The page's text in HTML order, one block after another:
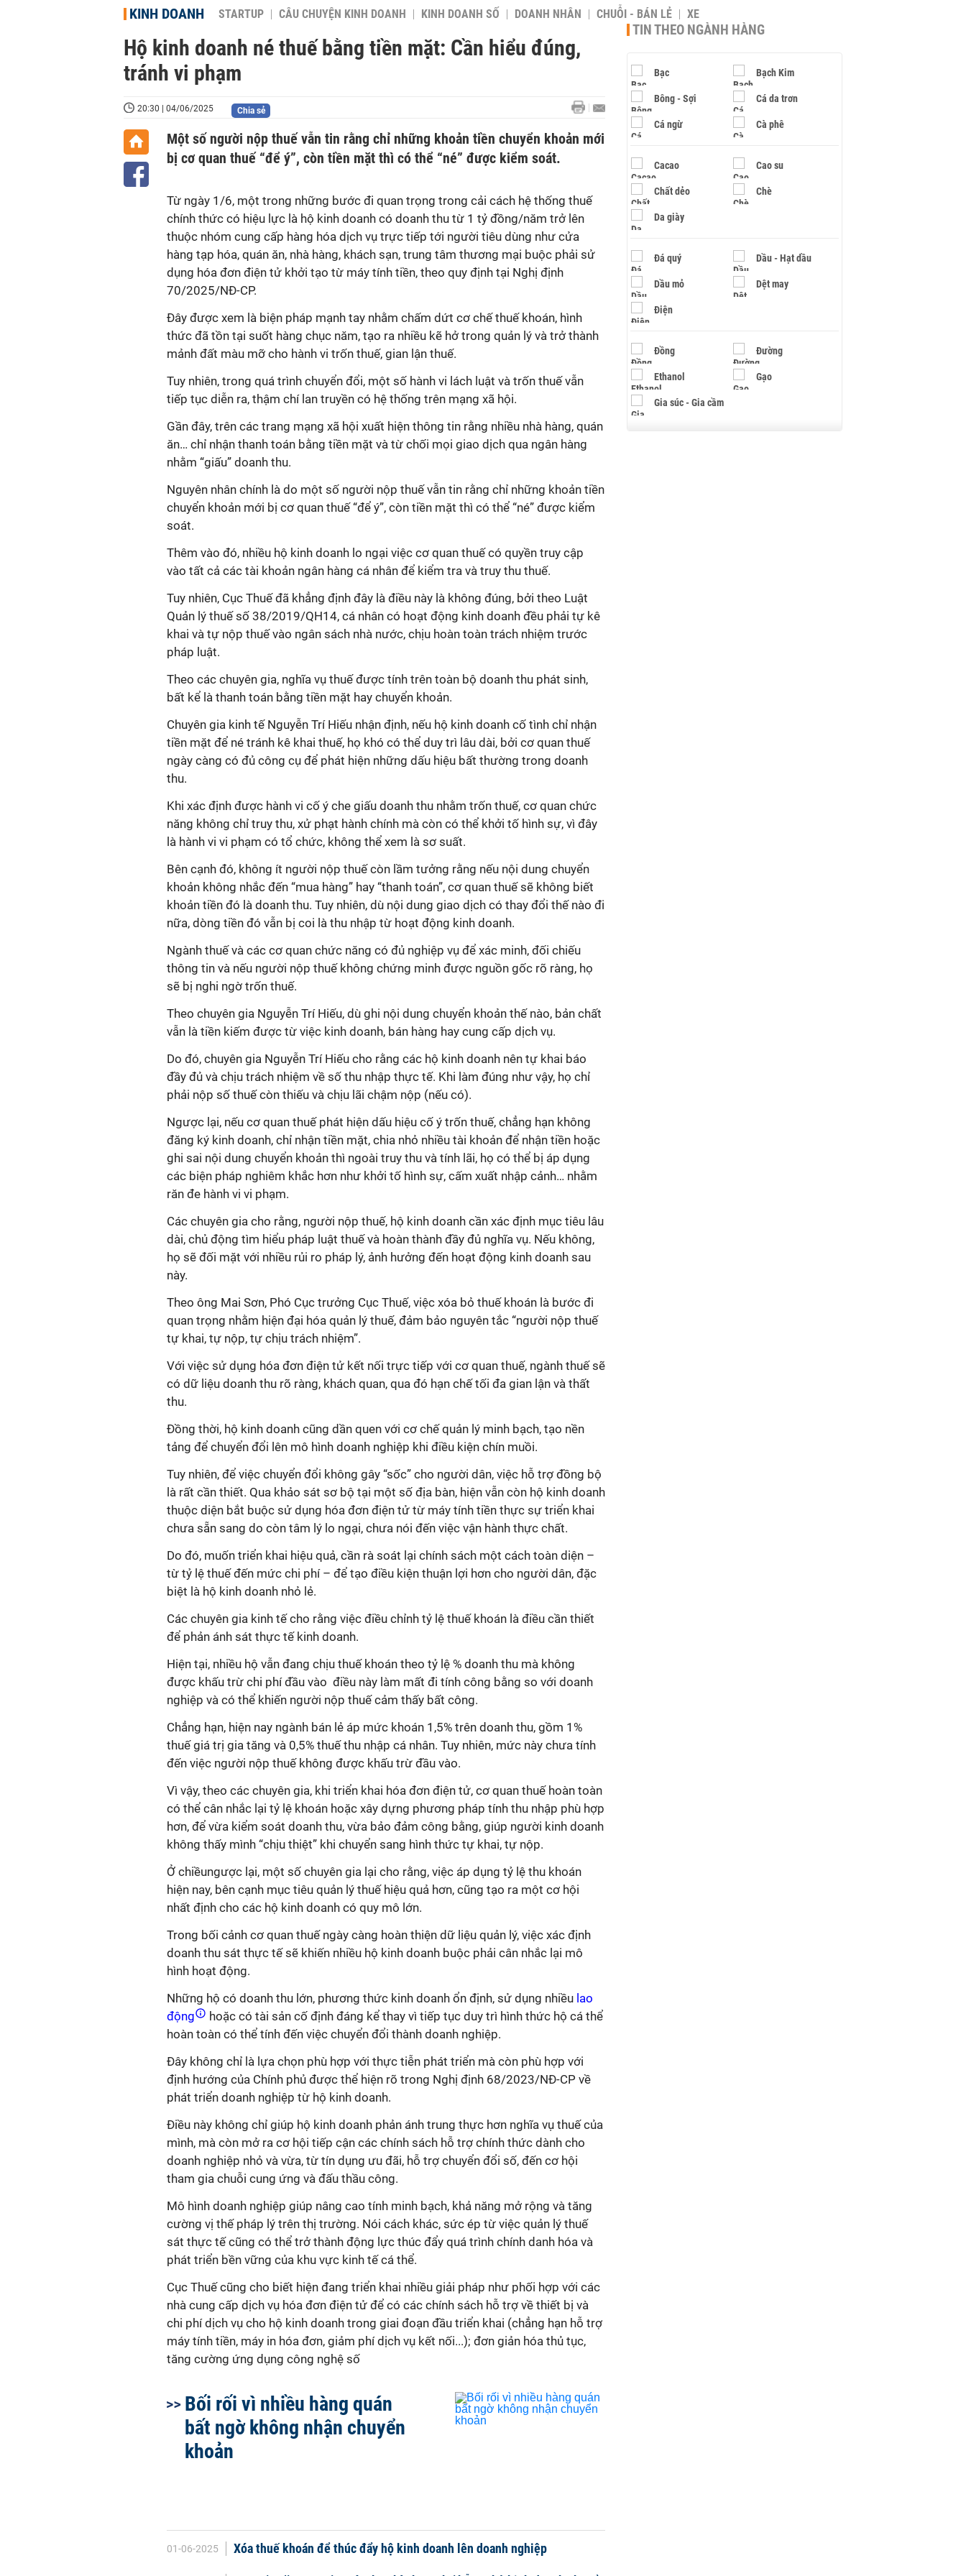
KINH DOANH STARTUP CÂU CHUYỆN KINH DOANH KINH DOANH SỐ DOANH NHÂN CHUỖI - BÁN LẺ XE
Hộ kinh doanh né thuế bằng tiền mặt: Cần hiểu đúng,
tránh vi phạm
20:30 | 04/06/2025 Chia sẻ
Một số người nộp thuế vẫn tin rằng chỉ những khoản tiền chuyển khoản mới
bị cơ quan thuế “để ý”, còn tiền mặt thì có thể “né” được kiểm soát.
Từ ngày 1/6, một trong những bước đi quan trọng trong cải cách hệ thống thuế
chính thức có hiệu lực là hộ kinh doanh có doanh thu từ 1 tỷ đồng/năm trở lên
thuộc nhóm cung cấp hàng hóa dịch vụ trực tiếp tới người tiêu dùng như cửa
hàng tạp hóa, quán ăn, nhà hàng, khách sạn, trung tâm thương mại buộc phải sử
dụng hóa đơn điện tử khởi tạo từ máy tính tiền, theo quy định tại Nghị định
70/2025/NĐ-CP.
Đây được xem là biện pháp mạnh tay nhằm chấm dứt cơ chế thuế khoán, hình
thức đã tồn tại suốt hàng chục năm, tạo ra nhiều kẽ hở trong quản lý và trở thành
mảnh đất màu mỡ cho hành vi trốn thuế, gian lận thuế.
Tuy nhiên, trong quá trình chuyển đổi, một số hành vi lách luật và trốn thuế vẫn
tiếp tục diễn ra, thậm chí lan truyền có hệ thống trên mạng xã hội.
Gần đây, trên các trang mạng xã hội xuất hiện thông tin rằng nhiều nhà hàng, quán
ăn… chỉ nhận thanh toán bằng tiền mặt và từ chối mọi giao dịch qua ngân hàng
nhằm “giấu” doanh thu.
Nguyên nhân chính là do một số người nộp thuế vẫn tin rằng chỉ những khoản tiền
chuyển khoản mới bị cơ quan thuế “để ý”, còn tiền mặt thì có thể “né” được kiểm
soát.
Thêm vào đó, nhiều hộ kinh doanh lo ngại việc cơ quan thuế có quyền truy cập
vào tất cả các tài khoản ngân hàng cá nhân để kiểm tra và truy thu thuế.
Tuy nhiên, Cục Thuế đã khẳng định đây là điều này là không đúng, bởi theo Luật
Quản lý thuế số 38/2019/QH14, cá nhân có hoạt động kinh doanh đều phải tự kê
khai và tự nộp thuế vào ngân sách nhà nước, chịu hoàn toàn trách nhiệm trước
pháp luật.
Theo các chuyên gia, nghĩa vụ thuế được tính trên toàn bộ doanh thu phát sinh,
bất kể là thanh toán bằng tiền mặt hay chuyển khoản.
Chuyên gia kinh tế Nguyễn Trí Hiếu nhận định, nếu hộ kinh doanh cố tình chỉ nhận
tiền mặt để né tránh kê khai thuế, họ khó có thể duy trì lâu dài, bởi cơ quan thuế
ngày càng có đủ công cụ để phát hiện những dấu hiệu bất thường trong doanh
thu.
Khi xác định được hành vi cố ý che giấu doanh thu nhằm trốn thuế, cơ quan chức
năng không chỉ truy thu, xử phạt hành chính mà còn có thể khởi tố hình sự, vì đây
là hành vi vi phạm có tổ chức, không thể xem là sơ suất.
Bên cạnh đó, không ít người nộp thuế còn lầm tưởng rằng nếu nội dung chuyển
khoản không nhắc đến “mua hàng” hay “thanh toán”, cơ quan thuế sẽ không biết
khoản tiền đó là doanh thu. Tuy nhiên, dù nội dung giao dịch có thay đổi thế nào đi
nữa, dòng tiền đó vẫn bị coi là thu nhập từ hoạt động kinh doanh.
Ngành thuế và các cơ quan chức năng có đủ nghiệp vụ để xác minh, đối chiếu
thông tin và nếu người nộp thuế không chứng minh được nguồn gốc rõ ràng, họ
sẽ bị nghi ngờ trốn thuế.
Theo chuyên gia Nguyễn Trí Hiếu, dù ghi nội dung chuyển khoản thế nào, bản chất
vẫn là tiền kiếm được từ việc kinh doanh, bán hàng hay cung cấp dịch vụ.
Do đó, chuyên gia Nguyễn Trí Hiếu cho rằng các hộ kinh doanh nên tự khai báo
đầy đủ và chịu trách nhiệm về số thu nhập thực tế. Khi làm đúng như vậy, họ chỉ
phải nộp số thuế còn thiếu và chịu lãi chậm nộp (nếu có).
Ngược lại, nếu cơ quan thuế phát hiện dấu hiệu cố ý trốn thuế, chẳng hạn không
đăng ký kinh doanh, chỉ nhận tiền mặt, chia nhỏ nhiều tài khoản để nhận tiền hoặc
ghi sai nội dung chuyển khoản thì ngoài truy thu và tính lãi, họ có thể bị áp dụng
các biện pháp nghiêm khắc hơn như khởi tố hình sự, cấm xuất nhập cảnh… nhằm
răn đe hành vi vi phạm.
Các chuyên gia cho rằng, người nộp thuế, hộ kinh doanh cần xác định mục tiêu lâu
dài, chủ động tìm hiểu pháp luật thuế và hoàn thành đầy đủ nghĩa vụ. Nếu không,
họ sẽ đối mặt với nhiều rủi ro pháp lý, ảnh hưởng đến hoạt động kinh doanh sau
này.
Theo ông Mai Sơn, Phó Cục trưởng Cục Thuế, việc xóa bỏ thuế khoán là bước đi
quan trọng nhằm hiện đại hóa quản lý thuế, đảm bảo nguyên tắc “người nộp thuế
tự khai, tự nộp, tự chịu trách nhiệm”.
Với việc sử dụng hóa đơn điện tử kết nối trực tiếp với cơ quan thuế, ngành thuế sẽ
có dữ liệu doanh thu rõ ràng, khách quan, qua đó hạn chế tối đa gian lận và thất
thu.
Đồng thời, hộ kinh doanh cũng dần quen với cơ chế quản lý minh bạch, tạo nền
tảng để chuyển đổi lên mô hình doanh nghiệp khi điều kiện chín muồi.
Tuy nhiên, để việc chuyển đổi không gây “sốc” cho người dân, việc hỗ trợ đồng bộ
là rất cần thiết. Qua khảo sát sơ bộ tại một số địa bàn, hiện vẫn còn hộ kinh doanh
thuộc diện bắt buộc sử dụng hóa đơn điện tử từ máy tính tiền thực sự triển khai
chưa sẵn sang do còn tâm lý lo ngại, chưa nói đến việc vận hành thực chất.
Do đó, muốn triển khai hiệu quả, cần rà soát lại chính sách một cách toàn diện –
từ tỷ lệ thuế đến mức chi phí – để tạo điều kiện thuận lợi hơn cho người dân, đặc
biệt là hộ kinh doanh nhỏ lẻ.
Các chuyên gia kinh tế cho rằng việc điều chỉnh tỷ lệ thuế khoán là điều cần thiết
để phản ánh sát thực tế kinh doanh.
Hiện tại, nhiều hộ vẫn đang chịu thuế khoán theo tỷ lệ % doanh thu mà không
được khấu trừ chi phí đầu vào điều này làm mất đi tính công bằng so với doanh
nghiệp và có thể khiến người nộp thuế cảm thấy bất công.
Chẳng hạn, hiện nay ngành bán lẻ áp mức khoán 1,5% trên doanh thu, gồm 1%
thuế giá trị gia tăng và 0,5% thuế thu nhập cá nhân. Tuy nhiên, mức này chưa tính
đến việc người nộp thuế không được khấu trừ đầu vào.
Vì vậy, theo các chuyên gia, khi triển khai hóa đơn điện tử, cơ quan thuế hoàn toàn
có thể cân nhắc lại tỷ lệ khoán hoặc xây dựng phương pháp tính thu nhập phù hợp
hơn, để vừa kiểm soát doanh thu, vừa bảo đảm công bằng, giúp người kinh doanh
không thấy mình “chịu thiệt” khi chuyển sang hình thức tự khai, tự nộp.
Ở chiềungược lại, một số chuyên gia lại cho rằng, việc áp dụng tỷ lệ thu khoán
hiện nay, bên cạnh mục tiêu quản lý thuế hiệu quả hơn, cũng tạo ra một cơ hội
nhất định cho các hộ kinh doanh có quy mô lớn.
Trong bối cảnh cơ quan thuế ngày càng hoàn thiện dữ liệu quản lý, việc xác định
doanh thu sát thực tế sẽ khiến nhiều hộ kinh doanh buộc phải cân nhắc lại mô
hình hoạt động.
Những hộ có doanh thu lớn, phương thức kinh doanh ổn định, sử dụng nhiều lao
động
hoặc có tài sản cố định đáng kể thay vì tiếp tục duy trì hình thức hộ cá thể
hoàn toàn có thể tính đến việc chuyển đổi thành doanh nghiệp.
Đây không chỉ là lựa chọn phù hợp với thực tiễn phát triển mà còn phù hợp với
định hướng của Chính phủ được thể hiện rõ trong Nghị định 68/2023/NĐ-CP về
phát triển doanh nghiệp từ hộ kinh doanh.
Điều này không chỉ giúp hộ kinh doanh phản ánh trung thực hơn nghĩa vụ thuế của
mình, mà còn mở ra cơ hội tiếp cận các chính sách hỗ trợ chính thức dành cho
doanh nghiệp nhỏ và vừa, từ tín dụng ưu đãi, hỗ trợ chuyển đổi số, đến cơ hội
tham gia chuỗi cung ứng và đấu thầu công.
Mô hình doanh nghiệp giúp nâng cao tính minh bạch, khả năng mở rộng và tăng
cường vị thế pháp lý trên thị trường. Nói cách khác, sức ép từ việc quản lý thuế
sát thực tế cũng có thể trở thành động lực thúc đẩy quá trình chính danh hóa và
phát triển bền vững của khu vực kinh tế cá thể.
Cục Thuế cũng cho biết hiện đang triển khai nhiều giải pháp như phối hợp với các
nhà cung cấp dịch vụ hóa đơn điện tử để có các chính sách hỗ trợ về thiết bị và
chi phí dịch vụ cho hộ kinh doanh trong giai đoạn đầu triển khai (chẳng hạn hỗ trợ
máy tính tiền, máy in hóa đơn, giảm phí dịch vụ kết nối...); đơn giản hóa thủ tục,
tăng cường ứng dụng công nghệ số
Bối rối vì nhiều hàng quán
bất ngờ không nhận chuyển
khoản
01-06-2025 Xóa thuế khoán để thúc đẩy hộ kinh doanh lên doanh nghiệp
TIN THEO NGÀNH HÀNG
Bạc Bạch Kim
Bông - Sợi Cá da trơn
Cá ngừ Cà phê
Cacao Cao su
Chất dẻo Chè
Da giày
Đá quý Dầu - Hạt dầu
Dầu mỏ Dệt may
Điện
Đồng Đường
Ethanol Gạo
Gia súc - Gia cầm